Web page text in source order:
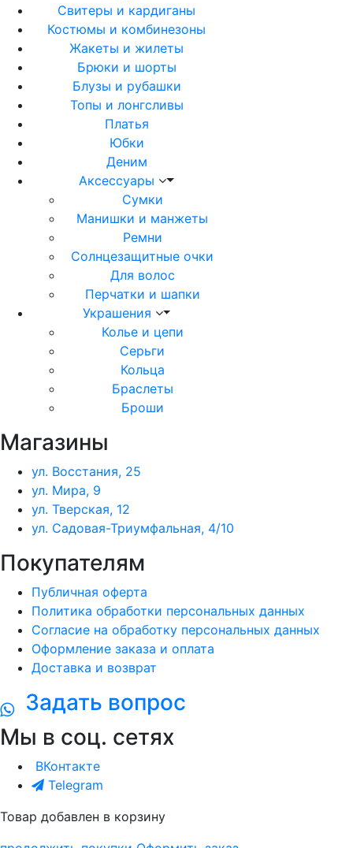
Свитеры и кардиганы
Костюмы и комбинезоны
Жакеты и жилеты
Брюки и шорты
Блузы и рубашки
Топы и лонгсливы
Платья
Юбки
Деним
Аксессуары
Сумки
Манишки и манжеты
Ремни
Солнцезащитные очки
Для волос
Перчатки и шапки
Украшения
Колье и цепи
Серьги
Кольца
Браслеты
Броши
Магазины
ул. Восстания, 25
ул. Мира, 9
ул. Тверская, 12
ул. Садовая-Триумфальная, 4/10
Покупателям
Публичная оферта
Политика обработки персональных данных
Согласие на обработку персональных данных
Оформление заказа и оплата
Доставка и возврат
Задать вопрос
Мы в соц. сетях
ВКонтакте
Telegram
Товар добавлен в корзину